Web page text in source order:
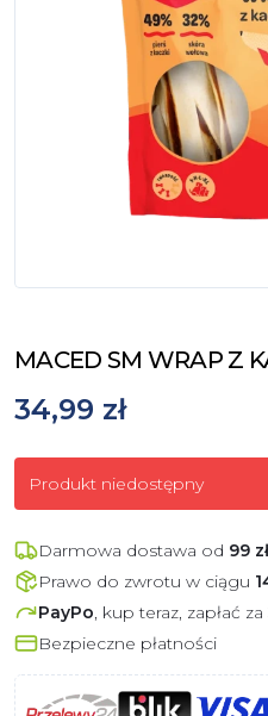
MACED SM WRAP Z
34,99 zł
Produkt niedostępny
Darmowa dostawa od 99 zł
Prawo do zwrotu w ciągu
PayPo, kup teraz, zapłać
Bezpieczne płatności